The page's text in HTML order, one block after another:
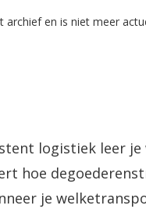
en is niet meer
logistiek leer je
hoe
je